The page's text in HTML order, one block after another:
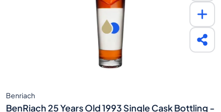
Benriach
BenRiach 25 Years Old 1993 Single Cask Bottling -